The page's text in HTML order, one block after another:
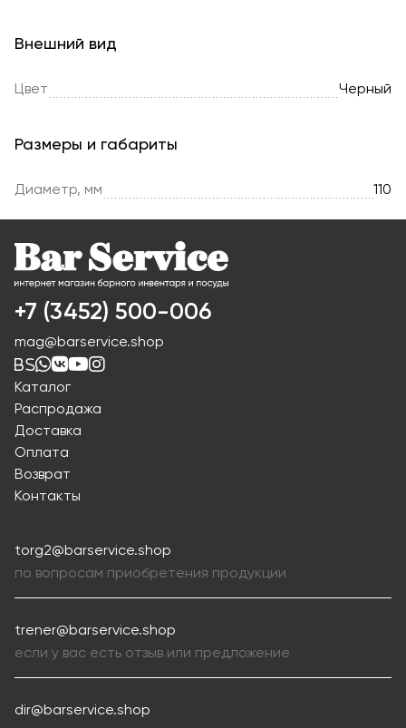
Внешний вид
Цвет Черный
Размеры и габариты
Диаметр, мм 110
+7 (3452) 500-006
mag@barservice.shop
Каталог
Распродажа
Доставка
Оплата
Возврат
Контакты
torg2@barservice.shop
по вопросам приобретения продукции
trener@barservice.shop
если у вас есть отзыв или предложение
dir@barservice.shop